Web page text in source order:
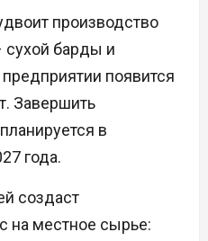
производство
сухой барды и
появится
Завершить
в
года.
создаст
на местное сырье: